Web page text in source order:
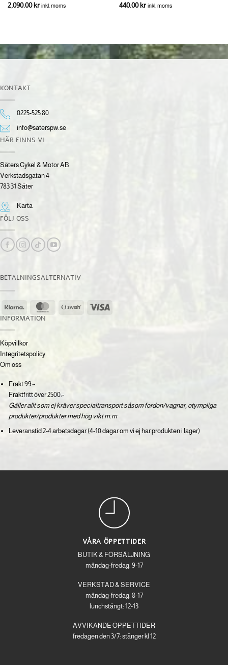
2,090.00kr inkl. moms
440.00kr inkl. moms
KONTAKT
0225-525 80
info@saterspw.se
HÄR FINNS VI
Säters Cykel & Motor AB
Verkstadsgatan 4
783 31 Säter
Karta
FÖLJ OSS
BETALNINGSALTERNATIV
Klarna MasterCardSwish
INFORMATION
Köpvillkor
Integritetspolicy
Om oss
Frakt 99:-
Fraktfritt över 2500:-
Gäller allt som ej kräver specialtransport såsom fordon/vagnar, otympliga
produkter/produkter med hög vikt m.m
Leveranstid 2-4 arbetsdagar (4-10 dagar om vi ej har produkten i lager)
VÅRA ÖPPETTIDER
BUTIK & FÖRSÄLJNING
måndag-fredag: 9-17
VERKSTAD & SERVICE
måndag-fredag: 8-17
lunchstängt: 12-13
AVVIKANDE ÖPPETTIDER
fredagen den 3/7: stänger kl 12